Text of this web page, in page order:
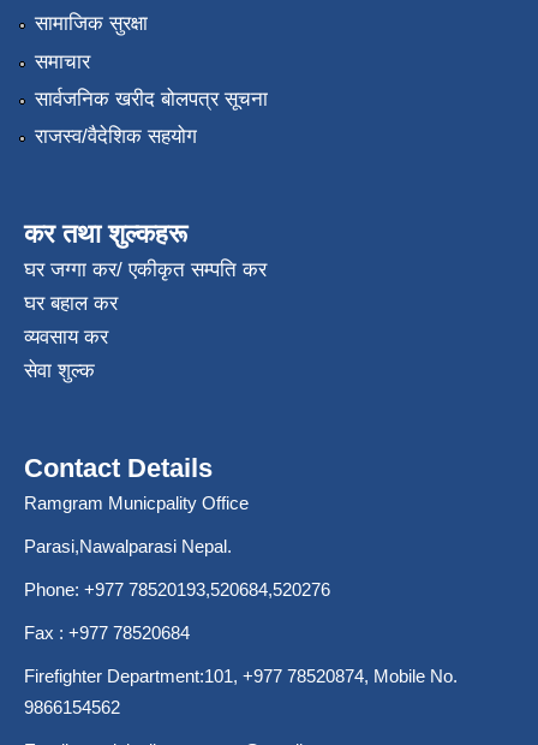
सामाजिक सुरक्षा
समाचार
सार्वजनिक खरीद बोलपत्र सूचना
राजस्व/वैदेशिक सहयोग
कर तथा शुल्कहरू
घर जग्गा कर/ एकीकृत सम्पति कर
घर बहाल कर
व्यवसाय कर
सेवा शुल्क
Contact Details
Ramgram Municpality Office
Parasi,Nawalparasi Nepal.
Phone: +977 78520193,520684,520276
Fax : +977 78520684
Firefighter Department:101, +977 78520874, Mobile No.
9866154562